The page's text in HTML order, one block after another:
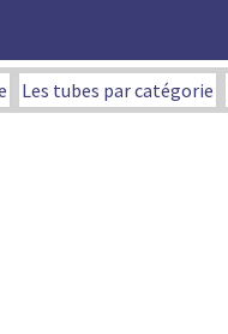
Les tubes par catégorie